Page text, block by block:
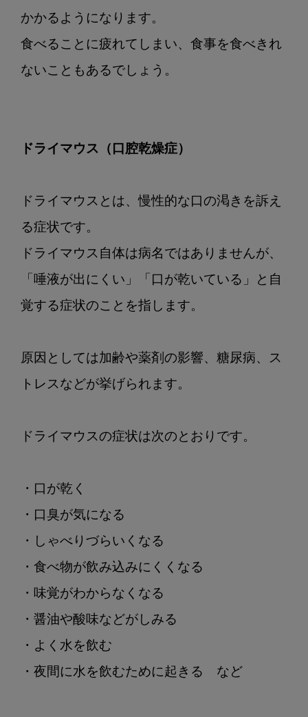
かかるようになります。
食べることに疲れてしまい、食事を食べきれ
ないこともあるでしょう。
ドライマウス（口腔乾燥症）
ドライマウスとは、慢性的な口の渇きを訴え
る症状です。
ドライマウス自体は病名ではありませんが、
「唾液が出にくい」「口が乾いている」と自
覚する症状のことを指します。
原因としては加齢や薬剤の影響、糖尿病、ス
トレスなどが挙げられます。
ドライマウスの症状は次のとおりです。
・口が乾く
・口臭が気になる
・しゃべりづらいくなる
・食べ物が飲み込みにくくなる
・味覚がわからなくなる
・醤油や酸味などがしみる
・よく水を飲む
・夜間に水を飲むために起きる　など